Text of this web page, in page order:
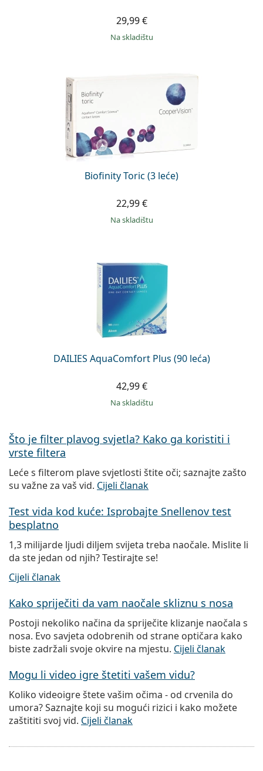
29,99 €
na skladištu
Biofinity Toric (3 leće)
22,99 €
na skladištu
DAILIES AquaComfort Plus (90 leća)
42,99 €
na skladištu
Što je filter plavog svjetla? Kako ga koristiti i
vrste filtera
Leće s filterom plave svjetlosti štite oči; saznajte zašto
su važne za vaš vid. Cijeli članak
Test vida kod kuće: Isprobajte Snellenov test
besplatno
1,3 milijarde ljudi diljem svijeta treba naočale. Mislite li
da ste jedan od njih? Testirajte se!
Cijeli članak
Kako spriječiti da vam naočale skliznu s nosa
Postoji nekoliko načina da spriječite klizanje naočala s
nosa. Evo savjeta odobrenih od strane optičara kako
biste zadržali svoje okvire na mjestu. Cijeli članak
Mogu li video igre štetiti vašem vidu?
Koliko videoigre štete vašim očima - od crvenila do
umora? Saznajte koji su mogući rizici i kako možete
zaštititi svoj vid. Cijeli članak